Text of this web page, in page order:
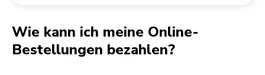
Wie kann ich meine Online-
Bestellungen bezahlen?